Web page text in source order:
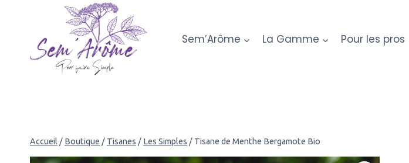
Sem’Arôme La Gamme Pour les pros
Accueil / Boutique / Tisanes / Les Simples / Tisane de Menthe Bergamote Bio